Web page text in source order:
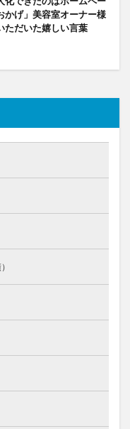
かげ」美容室オーナー様
ただいた嬉しい言葉